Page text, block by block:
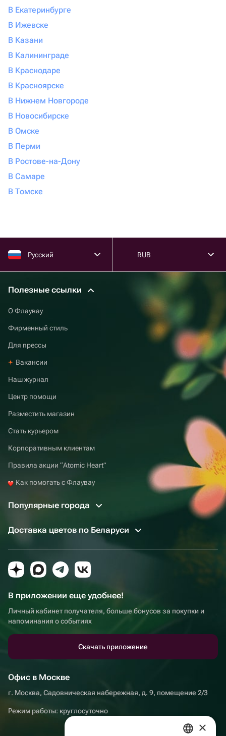
В Екатеринбурге
В Ижевске
В Казани
В Калининграде
В Краснодаре
В Красноярске
В Нижнем Новгороде
В Новосибирске
В Омске
В Перми
В Ростове-на-Дону
В Самаре
В Томске
Русский RUB
Полезные ссылки
О Флаувау
Фирменный стиль
Для прессы
Вакансии
Наш журнал
Центр помощи
Разместить магазин
Стать курьером
Корпоративным клиентам
Правила акции “Atomic Heart”
Как помогать с Флаувау
Популярные города
Доставка цветов по Беларуси
В приложении еще удобнее!
Личный кабинет получателя, больше бонусов за покупки и
напоминания о событиях
Скачать приложение
Офис в Москве
г. Москва, Садовническая набережная, д. 9, помещение 2/3
Режим работы: круглосуточно
×